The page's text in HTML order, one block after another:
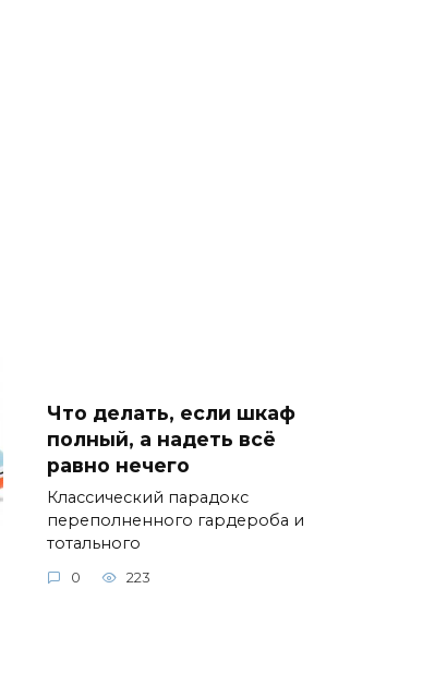
Что делать, если шкаф
полный, а надеть всё
равно нечего
Классический парадокс
переполненного гардероба и
тотального
0 223